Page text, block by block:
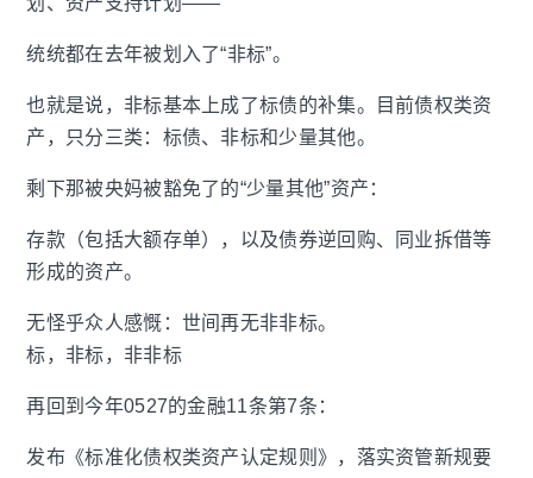
统统都在去年被划入了“非标”。
也就是说，非标基本上成了标债的补集。目前债权类资
产，只分三类：标债、非标和少量其他。
剩下那被央妈被豁免了的“少量其他”资产：
存款（包括大额存单），以及债券逆回购、同业拆借等
形成的资产。
无怪乎众人感慨：世间再无非非标。
标，非标，非非标
再回到今年0527的金融11条第7条：
发布《标准化债权类资产认定规则》，落实资管新规要